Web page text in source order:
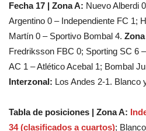
Fecha 17 | Zona A: Nuevo Alberdi
Argentino 0 – Independiente FC 1;
Martín 0 – Sportivo Bombal 4.
Fredriksson FBC 0; Sporting SC 6
AC 1 – Atlético Acebal 1; Bombal
Interzonal: Los Andes 2-1. Blanco
Tabla de posiciones | Zona A:
34 (clasificados a cuartos);